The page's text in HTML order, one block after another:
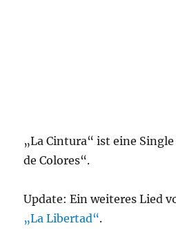
„La Cintura“ ist eine
de Colores“.
Update: Ein weiteres Lied
„La Libertad“.